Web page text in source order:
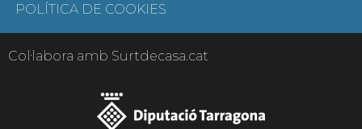
POLÍTICA DE COOKIES
Col·labora amb Surtdecasa.cat